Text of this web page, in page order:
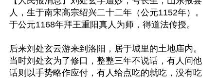
人，生于南宋高宗绍兴二十二年（公元1152年）。
于公元1168年拜王重阳真人为师，得道法传授。
后来刘处玄云游来到洛阳，居于城里的土地庙内。
当时刘处玄为了修口，整整三年不说话，有人问他
话则以手势略作应付，有人给点吃的就吃，没有吃